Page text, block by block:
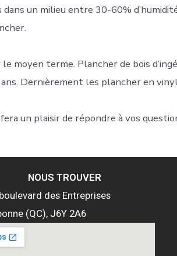
un milieu entre 30-60%
terme. Plancher de bois
Dernièrement les plancher en
un plaisir de répondre à vos
NOUS TROUVER
des Entreprises
(QC), J6Y 2A6